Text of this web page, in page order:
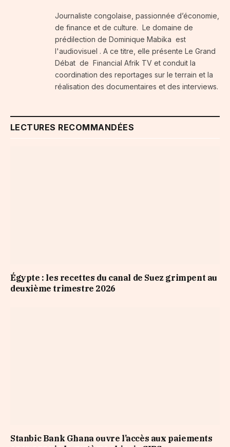
Journaliste congolaise, passionnée d’économie,
de finance et de culture. Le domaine de
prédilection de Dominique Mabika est
l'audiovisuel . A ce titre, elle présente Le Grand
Débat de Financial Afrik TV et conduit la
coordination des reportages sur le terrain et la
réalisation des documentaires et des interviews.
LECTURES RECOMMANDÉES
Égypte : les recettes du canal de Suez grimpent au
deuxième trimestre 2026
Stanbic Bank Ghana ouvre l’accès aux paiements